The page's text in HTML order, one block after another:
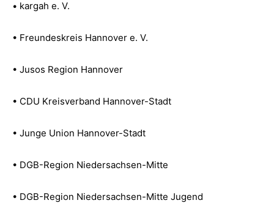
• kargah e. V.
• Freundeskreis Hannover e. V.
• Jusos Region Hannover
• CDU Kreisverband Hannover-Stadt
• Junge Union Hannover-Stadt
• DGB-Region Niedersachsen-Mitte
• DGB-Region Niedersachsen-Mitte Jugend